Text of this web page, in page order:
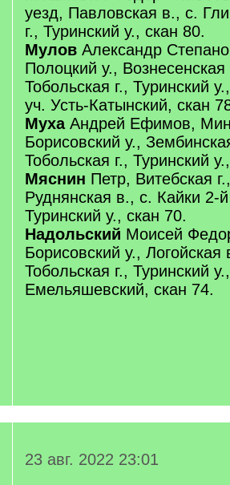
уезд, Павловская в., с.
г., Туринский у., скан 80.
Мулов Александр
Полоцкий у.,
Тобольская г., Туринский
уч. Усть-Катынский, скан
Муха Андрей Ефимов,
Борисовский у.,
Тобольская г., Туринский
Мяснин Петр, Витебская
Руднянская в., с. Кайки 2-
Туринский у., скан 70.
Надольский Моисей
Борисовский у.,
Тобольская г., Туринский
Емельяшевский, скан 74.
23 авг. 2022 23:01